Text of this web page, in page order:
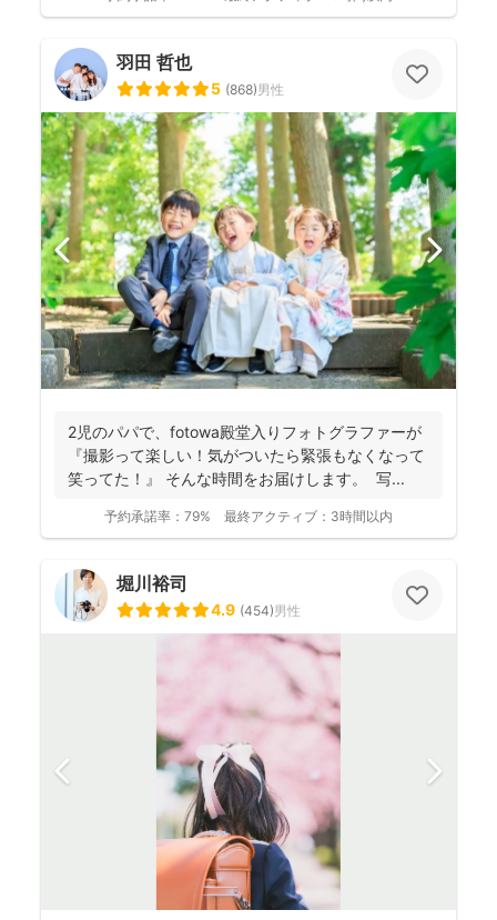
羽田 哲也
5 (868)男性
2児のパパで、fotowa殿堂入りフォトグラファーが
『撮影って楽しい！気がついたら緊張もなくなって
笑ってた！』 そんな時間をお届けします。 写...
予約承諾率： 79% 最終アクティブ： 3時間以内
堀川裕司
4.9 (454)男性